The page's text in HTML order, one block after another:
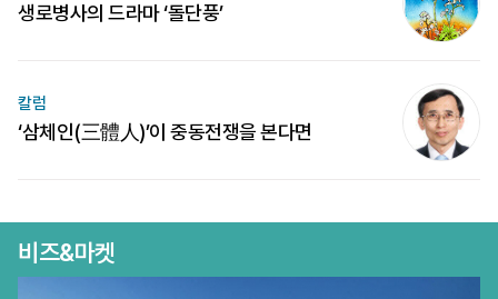
생로병사의 드라마 ‘돌단풍’
칼럼
‘삼체인(三體人)’이 중동전쟁을 본다면
비즈&마켓